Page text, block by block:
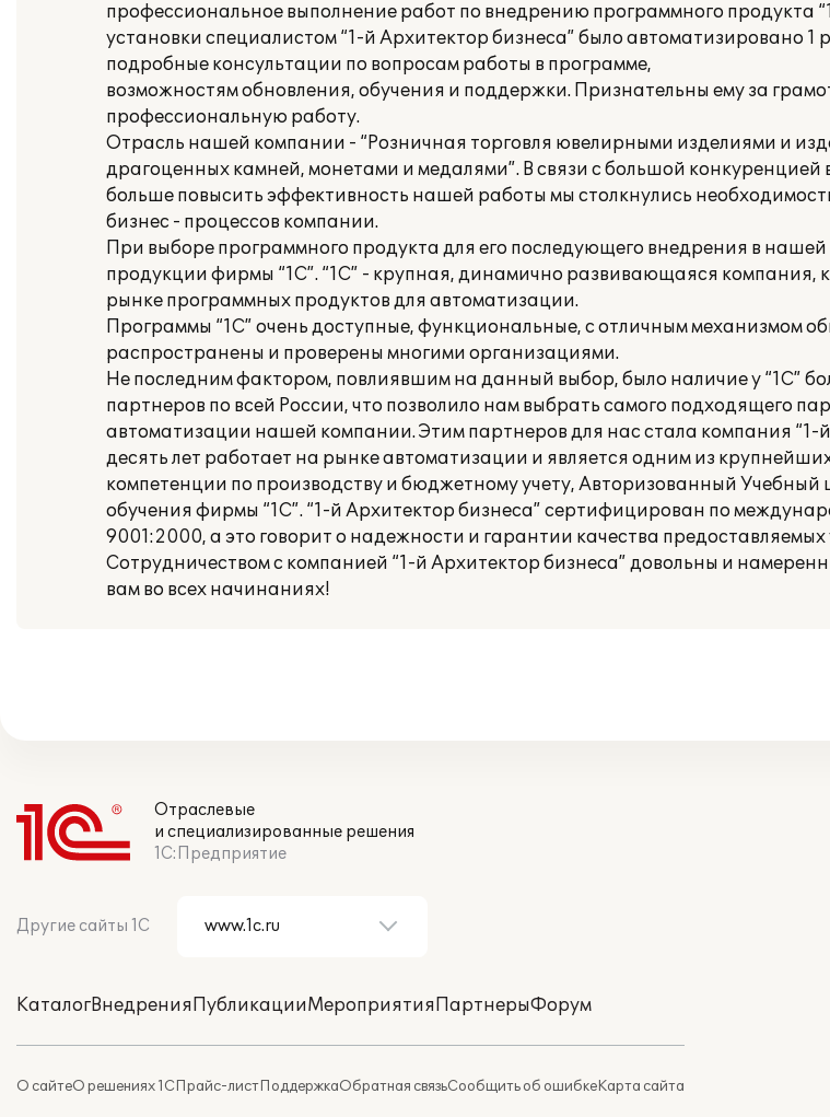
профессиональное выполнение работ по внедрению программного продукта
установки специалистом “1-й Архитектор бизнеса” было автоматизировано 1
подробные консультации по вопросам работы в программе,
возможностям обновления, обучения и поддержки. Признательны ему за
профессиональную работу.
Отрасль нашей компании - “Розничная торговля ювелирными изделиями и
драгоценных камней, монетами и медалями”. В связи с большой
больше повысить эффективность нашей работы мы столкнулись
бизнес - процессов компании.
При выборе программного продукта для его последующего внедрения в
продукции фирмы “1С”. “1С” - крупная, динамично развивающаяся компания,
рынке программных продуктов для автоматизации.
Программы “1С” очень доступные, функциональные, с отличным механизмом
распространены и проверены многими организациями.
Не последним фактором, повлиявшим на данный выбор, было наличие у “1С”
партнеров по всей России, что позволило нам выбрать самого подходящего
автоматизации нашей компании. Этим партнеров для нас стала компания “1-
десять лет работает на рынке автоматизации и является одним из
компетенции по производству и бюджетному учету, Авторизованный
обучения фирмы “1С”. “1-й Архитектор бизнеса” сертифицирован по
9001:2000, а это говорит о надежности и гарантии качества предоставляемых
Сотрудничеством с компанией “1-й Архитектор бизнеса” довольны и
вам во всех начинаниях!
Отраслевые
и специализированные решения
1С:Предприятие
Другие сайты 1С
КаталогВнедренияПубликацииМероприятияПартнерыФорум
О сайтеО решениях 1СПрайс-листПоддержкаОбратная связьСообщить об ошибкеКарта сайта